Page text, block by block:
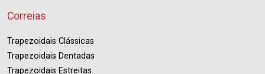
Correias
Trapezoidais Clássicas
Trapezoidais Dentadas
Trapezoidais Estreitas